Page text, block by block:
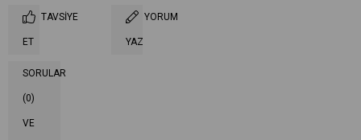
TAVSIYE
ET
YORUM
YAZ
SORULAR
(0)
VE